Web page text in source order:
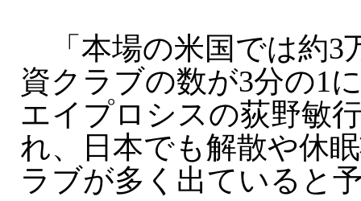
「本場の米国では約3
資クラブの数が3分の1
エイプロシスの荻野敏
れ、日本でも解散や休
ラブが多く出ていると